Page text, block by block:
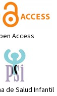
Access
de Salud Infantil